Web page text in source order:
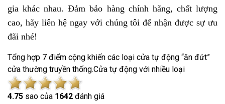
gia khác nhau. Đảm bảo hàng chính hãng, chất lượng
cao, hãy liên hệ ngay với chúng tôi để nhận được sự ưu
đãi nhé!
Tổng hợp 7 điểm cộng khiến các loại cửa tự động “ăn đứt”
cửa thường truyền thống.Cửa tự động với nhiều loại
4.75 sao của 1642 đánh giá